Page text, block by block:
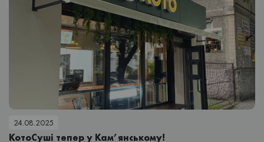
24.08.2025
КотоСуші тепер у Кам’янському!